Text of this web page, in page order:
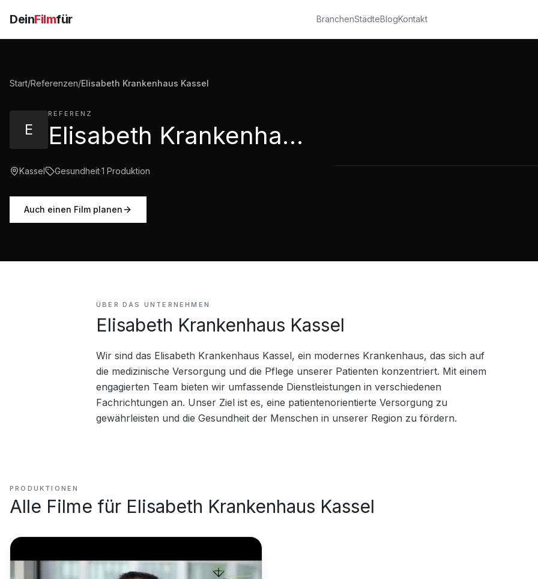
DeinFilmfür BranchenStädteBlogKontakt
Start/Referenzen/Elisabeth Krankenhaus Kassel
E
REFERENZ
Elisabeth Krankenhaus Kassel
Kassel Gesundheit·1 Produktion
Auch einen Film planen
ÜBER DAS UNTERNEHMEN
Elisabeth Krankenhaus Kassel
Wir sind das Elisabeth Krankenhaus Kassel, ein modernes Krankenhaus, das sich auf
die medizinische Versorgung und die Pflege unserer Patienten konzentriert. Mit einem
engagierten Team bieten wir umfassende Dienstleistungen in verschiedenen
Fachrichtungen an. Unser Ziel ist es, eine patientenorientierte Versorgung zu
gewährleisten und die Gesundheit der Menschen in unserer Region zu fördern.
PRODUKTIONEN
Alle Filme für Elisabeth Krankenhaus Kassel